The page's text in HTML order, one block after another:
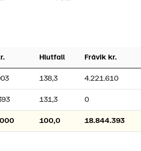
Hlutfall Frávik kr.
138,3 4.221.610
131,3 0
100,0 18.844.393